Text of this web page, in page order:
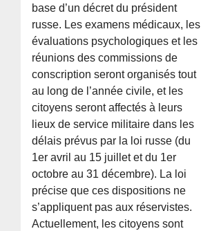
base d’un décret du président
russe. Les examens médicaux, les
évaluations psychologiques et les
réunions des commissions de
conscription seront organisés tout
au long de l’année civile, et les
citoyens seront affectés à leurs
lieux de service militaire dans les
délais prévus par la loi russe (du
1er avril au 15 juillet et du 1er
octobre au 31 décembre). La loi
précise que ces dispositions ne
s’appliquent pas aux réservistes.
Actuellement, les citoyens sont